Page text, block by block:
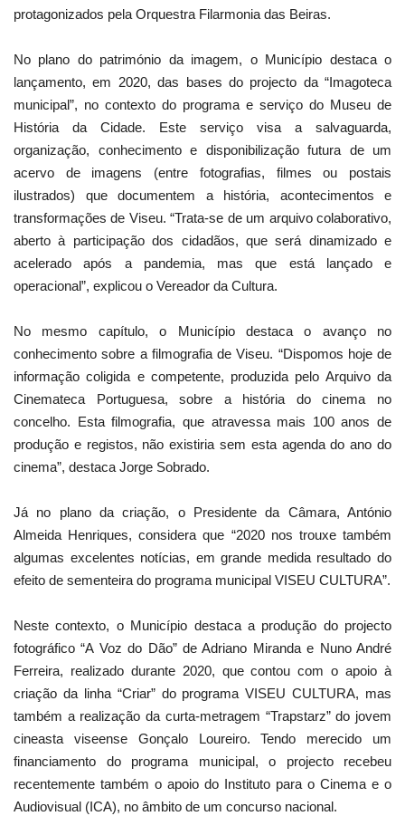
protagonizados pela Orquestra Filarmonia das Beiras.
No plano do património da imagem, o Município destaca o
lançamento, em 2020, das bases do projecto da “Imagoteca
municipal”, no contexto do programa e serviço do Museu de
História da Cidade. Este serviço visa a salvaguarda,
organização, conhecimento e disponibilização futura de um
acervo de imagens (entre fotografias, filmes ou postais
ilustrados) que documentem a história, acontecimentos e
transformações de Viseu. “Trata-se de um arquivo colaborativo,
aberto à participação dos cidadãos, que será dinamizado e
acelerado após a pandemia, mas que está lançado e
operacional”, explicou o Vereador da Cultura.
No mesmo capítulo, o Município destaca o avanço no
conhecimento sobre a filmografia de Viseu. “Dispomos hoje de
informação coligida e competente, produzida pelo Arquivo da
Cinemateca Portuguesa, sobre a história do cinema no
concelho. Esta filmografia, que atravessa mais 100 anos de
produção e registos, não existiria sem esta agenda do ano do
cinema”, destaca Jorge Sobrado.
Já no plano da criação, o Presidente da Câmara, António
Almeida Henriques, considera que “2020 nos trouxe também
algumas excelentes notícias, em grande medida resultado do
efeito de sementeira do programa municipal VISEU CULTURA”.
Neste contexto, o Município destaca a produção do projecto
fotográfico “A Voz do Dão” de Adriano Miranda e Nuno André
Ferreira, realizado durante 2020, que contou com o apoio à
criação da linha “Criar” do programa VISEU CULTURA, mas
também a realização da curta-metragem “Trapstarz” do jovem
cineasta viseense Gonçalo Loureiro. Tendo merecido um
financiamento do programa municipal, o projecto recebeu
recentemente também o apoio do Instituto para o Cinema e o
Audiovisual (ICA), no âmbito de um concurso nacional.